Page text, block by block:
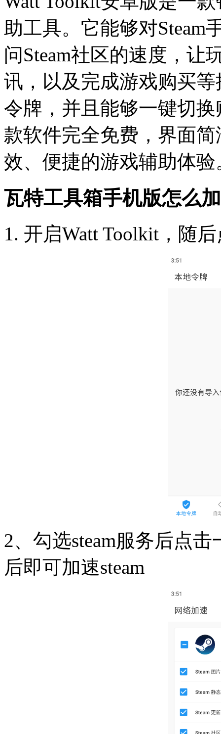
助工具。它能够对Steam
问Steam社区的速度，让
讯，以及完成游戏购买
令牌，并且能够一键切
款软件完全免费，界面
效、便捷的游戏辅助体验
瓦特工具箱手机版怎么
1. 开启Watt Toolkit，随
2、勾选steam服务后点
后即可加速steam